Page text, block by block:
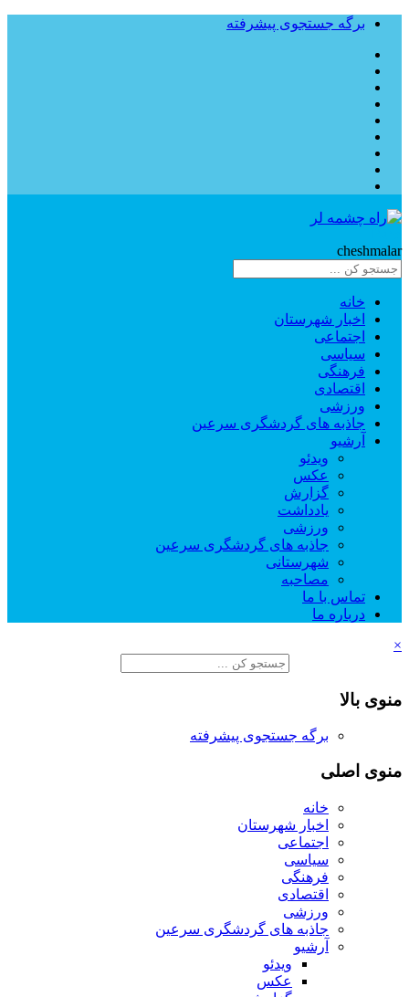
برگه جستجوی پیشرفته
cheshmalar
خانه
اخبار شهرستان
اجتماعی
سیاسی
فرهنگی
اقتصادی
ورزشی
جاذبه های گردشگری سرعین
آرشیو
ویدئو
عکس
گزارش
یادداشت
ورزشی
جاذبه های گردشگری سرعین
شهرستانی
مصاحبه
تماس با ما
درباره ما
×
منوی بالا
برگه جستجوی پیشرفته
منوی اصلی
خانه
اخبار شهرستان
اجتماعی
سیاسی
فرهنگی
اقتصادی
ورزشی
جاذبه های گردشگری سرعین
آرشیو
ویدئو
عکس